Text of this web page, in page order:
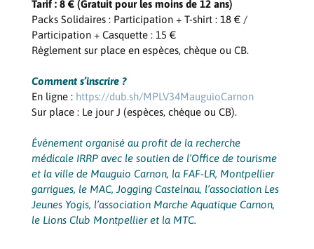
Tarif : 8 € (Gratuit pour les moins de 12 ans)
Packs Solidaires : Participation + T-shirt : 18 € /
Participation + Casquette : 15 €
Règlement sur place en espèces, chèque ou CB.
Comment s’inscrire ?
En ligne : https://dub.sh/MPLV34MauguioCarnon
Sur place : Le jour J (espèces, chèque ou CB).
Événement organisé au profit de la recherche
médicale IRRP avec le soutien de l’Office de tourisme
et la ville de Mauguio Carnon, la FAF-LR, Montpellier
garrigues, le MAC, Jogging Castelnau, l’association Les
Jeunes Yogis, l’association Marche Aquatique Carnon,
le Lions Club Montpellier et la MTC.